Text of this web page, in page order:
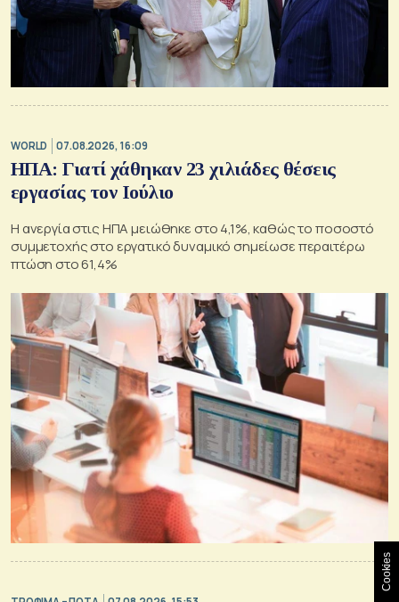
WORLD 07.08.2026, 16:09
ΗΠΑ: Γιατί χάθηκαν 23 χιλιάδες θέσεις
εργασίας τον Ιούλιο
Η ανεργία στις ΗΠΑ μειώθηκε στο 4,1%, καθώς το ποσοστό
συμμετοχής στο εργατικό δυναμικό σημείωσε περαιτέρω
πτώση στο 61,4%
Cookies